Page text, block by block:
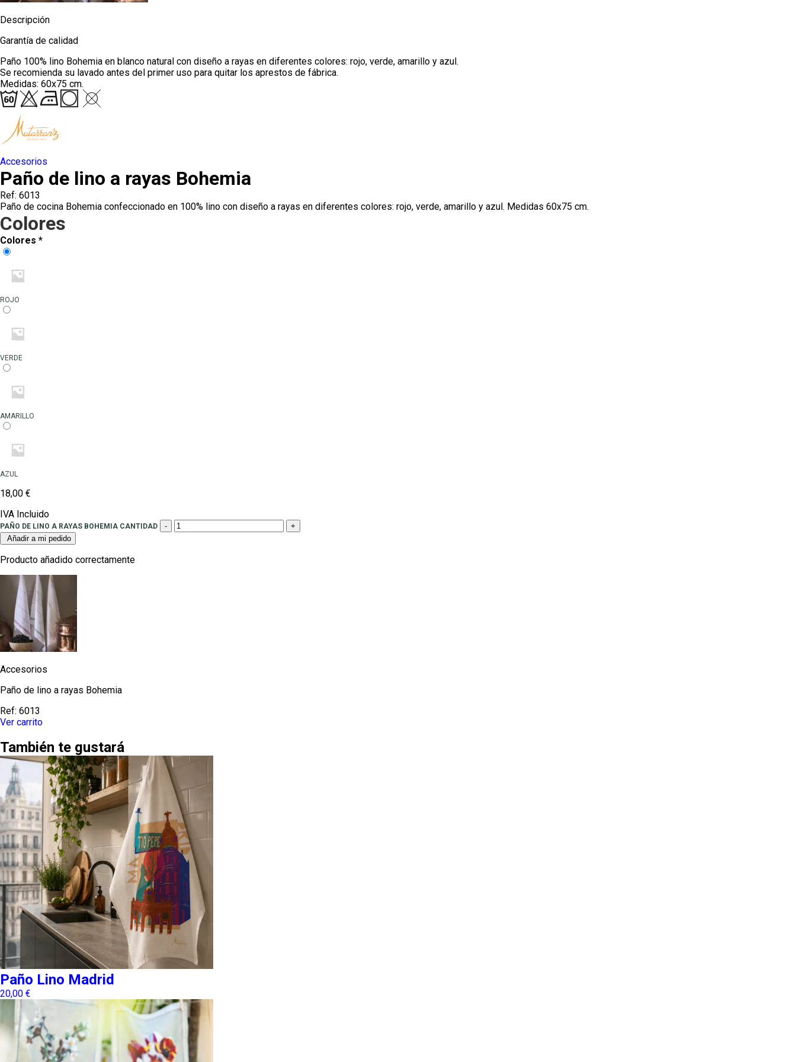
Edredones
Rellenos de almohada y cuadrantes
Protectores de colchón y sobrecolchones
Ver todos los productos en Ropa de Cama
Descripción
Garantía de calidad
Paño 100% lino Bohemia en blanco natural con diseño a rayas en diferentes colores: rojo, verde, amarillo y azul.
Se recomienda su lavado antes del primer uso para quitar los aprestos de fábrica.
Medidas: 60x75 cm.
Accesorios
Paño de lino a rayas Bohemia
Ref: 6013
Paño de cocina Bohemia confeccionado en 100% lino con diseño a rayas en diferentes colores: rojo, verde, amarillo y azul. Medidas 60x75 cm.
Colores
Colores *
ROJO
VERDE
AMARILLO
AZUL
18,00 €
IVA Incluido
PAÑO DE LINO A RAYAS BOHEMIA CANTIDAD -
+
Añadir a mi pedido
Producto añadido correctamente
Accesorios
Paño de lino a rayas Bohemia
Ref: 6013
Ver carrito
También te gustará
Paño Lino Madrid
20,00 €